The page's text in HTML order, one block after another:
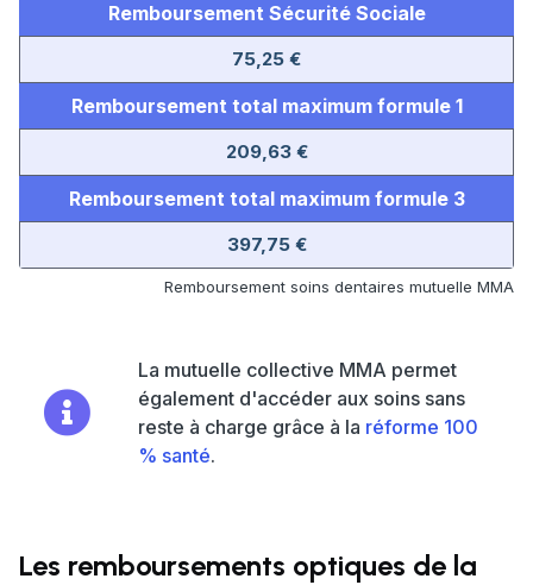
Remboursement Sécurité Sociale
75,25 €
Remboursement total maximum formule 1
209,63 €
Remboursement total maximum formule 3
397,75 €
Remboursement soins dentaires mutuelle MMA
La mutuelle collective MMA permet
également d'accéder aux soins sans
reste à charge grâce à la réforme 100
% santé.
Les remboursements optiques de la